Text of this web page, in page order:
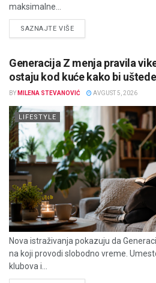
maksimalne...
SAZNAJTE VIŠEDETAILS
Generacija Z menja pravila
ostaju kod kuće kako bi
BY MILENA STEVANOVIĆ AVGUST 5, 2026
LIFESTYLE
Nova istraživanja pokazuju da
na koji provodi slobodno vreme.
klubova i...